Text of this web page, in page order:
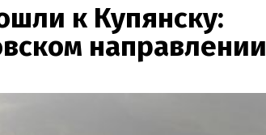
к Купянску:
направлении